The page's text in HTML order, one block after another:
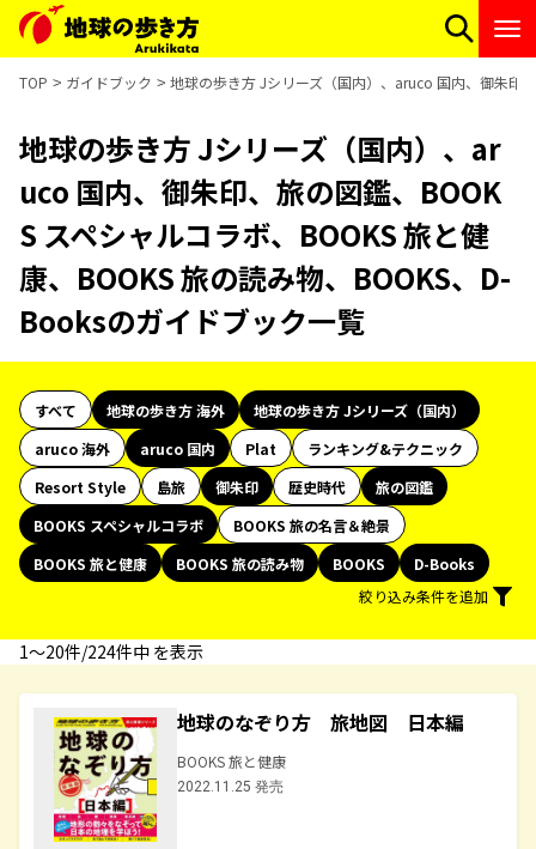
TOP ガイドブック 地球の歩き方 Jシリーズ（国内）、aruco 国内、御朱印
地球の歩き方 Jシリーズ（国内）、ar
uco 国内、御朱印、旅の図鑑、BOOK
S スペシャルコラボ、BOOKS 旅と健
康、BOOKS 旅の読み物、BOOKS、D-
Booksのガイドブック一覧
すべて 地球の歩き方 海外
地球の歩き方 Jシリーズ（国内）
aruco 海外
aruco 国内 Plat
ランキング&テクニック
Resort Style
島旅 御朱印 歴史時代
旅の図鑑
BOOKS スペシャルコラボ
BOOKS 旅の名言＆絶景
BOOKS 旅と健康
BOOKS 旅の読み物 BOOKS
D-Books
絞り込み条件を追加
1〜20件/224件中 を表示
地球のなぞり方 旅地図 日本編
BOOKS 旅と健康
2022.11.25 発売